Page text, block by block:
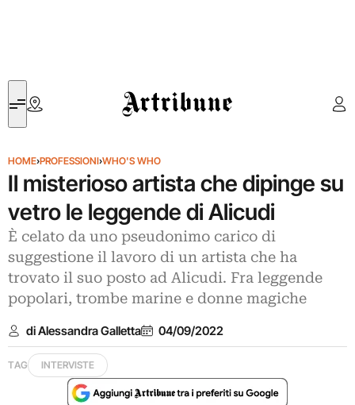
Artribune
HOME›PROFESSIONI›WHO'S WHO
Il misterioso artista che dipinge su
vetro le leggende di Alicudi
È celato da uno pseudonimo carico di
suggestione il lavoro di un artista che ha
trovato il suo posto ad Alicudi. Fra leggende
popolari, trombe marine e donne magiche
di Alessandra Galletta 04/09/2022
TAG INTERVISTE